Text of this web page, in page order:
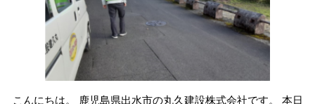
こんにちは。 鹿児島県出水市の丸久建設株式会社です。 本日